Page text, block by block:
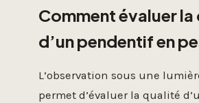
Comment évaluer
d’un pendentif en
L’observation sous une
permet d’évaluer la qualité